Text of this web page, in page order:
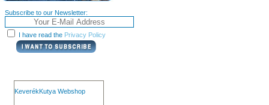
Subscribe to our Newsletter:
I have read the Privacy Policy
KeverékKutya Webshop